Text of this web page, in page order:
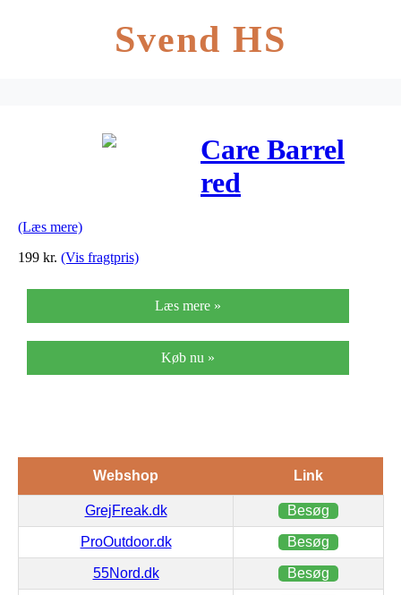
Svend HS
Care Barrel
red
(Læs mere)
199 kr. (Vis fragtpris)
Læs mere »
Køb nu »
Webshop Link
GrejFreak.dk Besøg
ProOutdoor.dk Besøg
55Nord.dk Besøg